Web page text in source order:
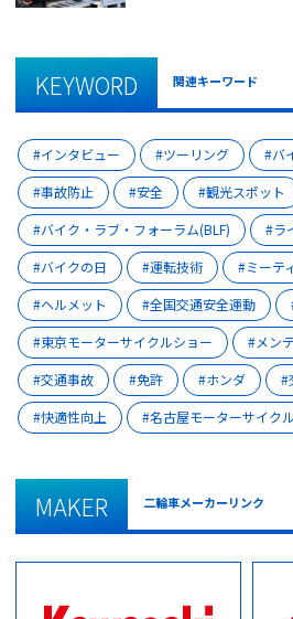
KEYWORD 関連キーワード
インタビュー ツーリング バ
事故防止
安全 観光スポット
バイク・ラブ・フォーラム(BLF)
ラ
バイクの日
運転技術 ミーテ
ヘルメット
全国交通安全運動
東京モーターサイクルショー
メン
交通事故
免許 ホンダ
快適性向上
名古屋モーターサイク
MAKER 二輪車メーカーリンク